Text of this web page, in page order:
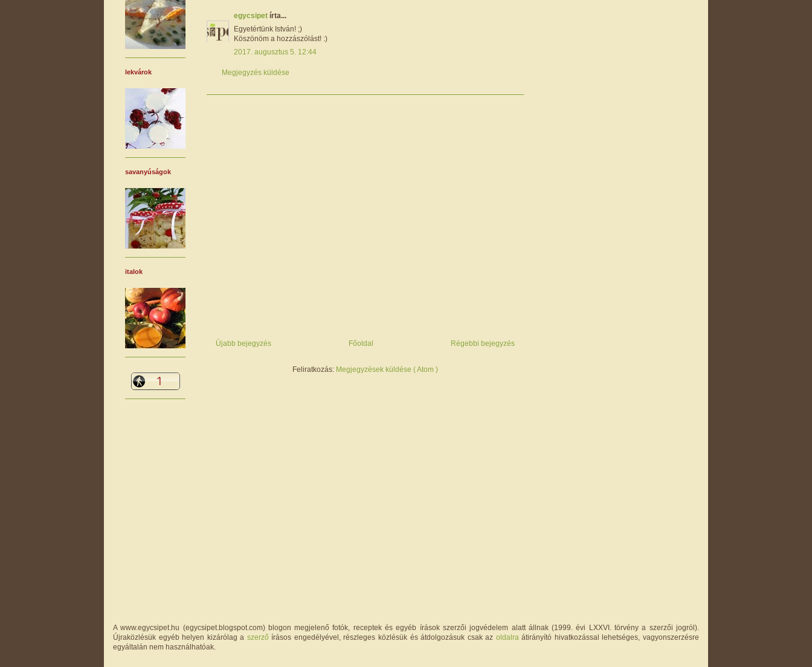
egycsipet írta...
Egyetértünk István! ;)
Köszönöm a hozzászólást! :)
2017. augusztus 5. 12:44
Megjegyzés küldése
Újabb bejegyzés Régebbi bejegyzés
Főoldal
Feliratkozás: Megjegyzések küldése ( Atom )
lekvárok
savanyúságok
italok
A www.egycsipet.hu (egycsipet.blogspot.com) blogon megjelenő fotók, receptek és egyéb írások szerzői jogvédelem alatt állnak (1999. évi LXXVI. törvény a szerzői jogról).
Újraközlésük egyéb helyen kizárólag a szerző írásos engedélyével, részleges közlésük és átdolgozásuk csak az oldalraátirányító hivatkozással lehetséges, vagyonszerzésre
egyáltalán nem használhatóak.